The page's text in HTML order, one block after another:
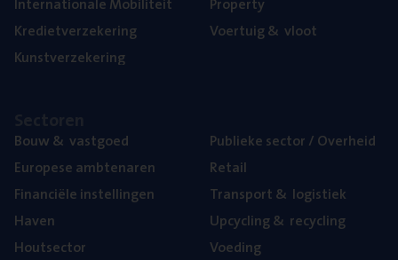
Kre­diet­ver­ze­ke­ring
Kunst­ver­ze­ke­ring
Voer­tuig& vloot
Bouw& vastgoed
Euro­pe­se ambtenaren
Finan­ci­ë­le instellingen
Haven
Hout­sec­tor
Publie­ke sec­tor / Overheid
Retail
Trans­port& logistiek
Upcy­cling& recycling
Voe­ding